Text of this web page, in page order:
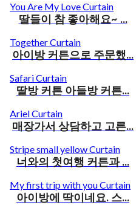
You Are My Love Curtain
딸들이 참 좋아해요~ ...
Together Curtain
아이방 커튼으로 주문했...
Safari Curtain
딸방 커튼 아들방 커튼...
Ariel Curtain
매장가서 상담하고 고른...
Stripe small yellow Curtain
너와의 첫여행 커튼과 ...
My first trip with you Curtain
아이방에 딱이네요. 스...